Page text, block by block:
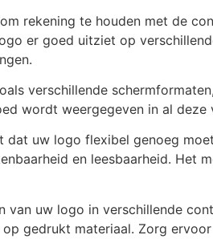
rekening te houden met de
er goed uitziet op
verschillende
wordt weergegeven in al deze
uw logo flexibel genoeg
en leesbaarheid. Het
uw logo in verschillende
gedrukt materiaal. Zorg